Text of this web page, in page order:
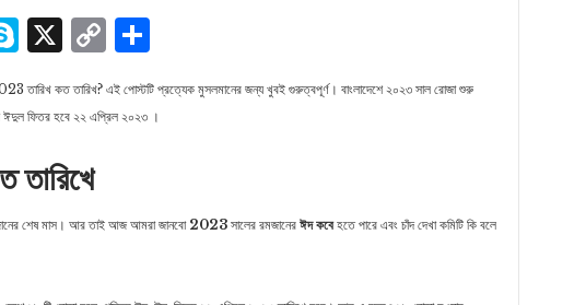
Skype
X Copy
তারিখ কত তারিখ? এই পোস্টটি প্রত্যেক মুসলমানের জন্য খুবই গুরুত্বপূর্ণ। বাংলাদেশে ২০২৩ সাল রোজা শুরু
ঈদুল ফিতর হবে ২২ এপ্রিল ২০২৩ ।
শেষ মাস। আর তাই আজ আমরা জানবো 2023 সালের রমজানের ঈদ কবেহতে পারে এবং চাঁদ দেখা কমিটি কি বলে